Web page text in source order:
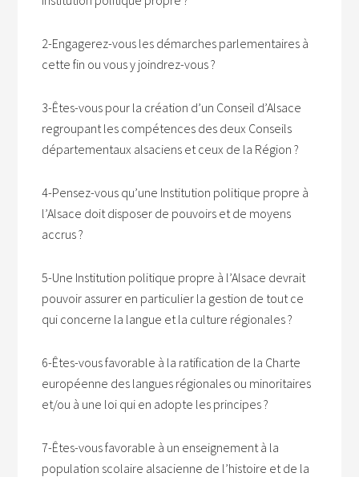
2-Engagerez-vous les démarches parlementaires à
cette fin ou vous y joindrez-vous ?
3-Êtes-vous pour la création d’un Conseil d’Alsace
regroupant les compétences des deux Conseils
départementaux alsaciens et ceux de la Région ?
4-Pensez-vous qu’une Institution politique propre à
l’Alsace doit disposer de pouvoirs et de moyens
accrus ?
5-Une Institution politique propre à l’Alsace devrait
pouvoir assurer en particulier la gestion de tout ce
qui concerne la langue et la culture régionales ?
6-Êtes-vous favorable à la ratification de la Charte
européenne des langues régionales ou minoritaires
et/ou à une loi qui en adopte les principes ?
7-Êtes-vous favorable à un enseignement à la
population scolaire alsacienne de l’histoire et de la